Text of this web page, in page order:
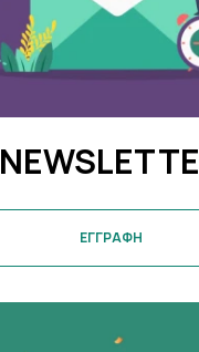
ΕΓΓΡΑΦΗ